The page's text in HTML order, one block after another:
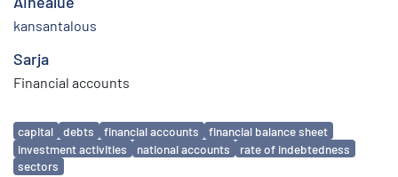
kansantalous
Sarja
Financial accounts
Avainsanat
capital debts financial accounts
financial balance sheet
investment activities
national accounts
rate of indebtedness
sectors